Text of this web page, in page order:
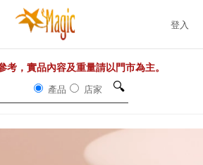
登入
考，實品內容及重量請以門市為主。
產品 店家 🔍